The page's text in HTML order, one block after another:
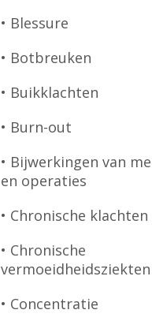
• Blessure
• Botbreuken
• Buikklachten
• Burn-out
• Bijwerkingen van
en operaties
• Chronische klachten
• Chronische
vermoeidheidsziekten
• Concentratie